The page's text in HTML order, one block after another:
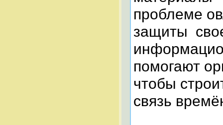
проблеме
защиты
помогают
чтобы
связь